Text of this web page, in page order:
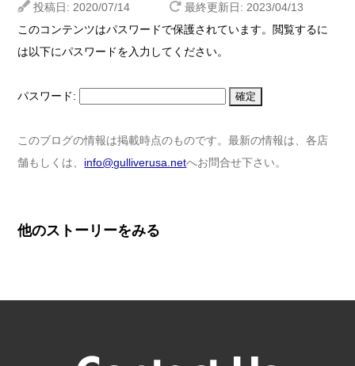
投稿日: 2020/07/14
最終更新日: 2023/04/13
このコンテンツはパスワードで保護されています。閲覧するに
は以下にパスワードを入力してください。
パスワード:
このブログの情報は掲載時点のものです。最新の情報は、各店
舗もしくは、 info@gulliverusa.netへお問合せ下さい。
他のストーリーをみる